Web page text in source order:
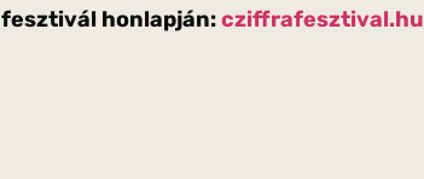
fesztivál honlapján:cziffrafesztival.hu